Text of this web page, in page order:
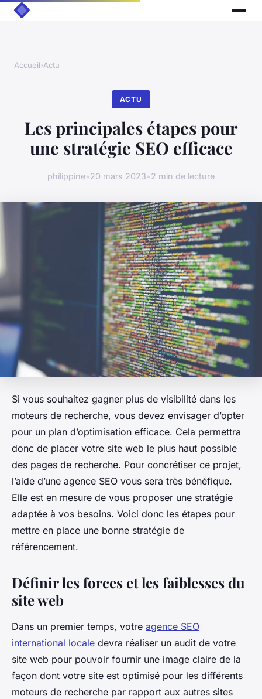
Accueil›Actu
ACTU
Les principales étapes pour
une stratégie SEO efficace
philippine•20 mars 2023•2 min de lecture
Si vous souhaitez gagner plus de visibilité dans les
moteurs de recherche, vous devez envisager d’opter
pour un plan d’optimisation efficace. Cela permettra
donc de placer votre site web le plus haut possible
des pages de recherche. Pour concrétiser ce projet,
l’aide d’une agence SEO vous sera très bénéfique.
Elle est en mesure de vous proposer une stratégie
adaptée à vos besoins. Voici donc les étapes pour
mettre en place une bonne stratégie de
référencement.
Définir les forces et les faiblesses du
site web
Dans un premier temps, votre agence SEO
international locale devra réaliser un audit de votre
site web pour pouvoir fournir une image claire de la
façon dont votre site est optimisé pour les différents
moteurs de recherche par rapport aux autres sites